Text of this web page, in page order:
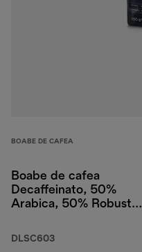
BOABE DE CAFEA
Boabe de cafea
Decaffeinato, 50%
Arabica, 50% Robusta,
DLSC603